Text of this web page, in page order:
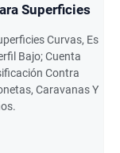
Superficies
Curvas, Es
Bajo; Cuenta
Contra
Caravanas Y